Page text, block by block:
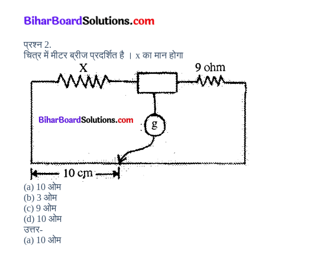
प्रश्न 2.
चित्र में मीटर ब्रीज प्रदर्शित है । x का मान होगा
(a) 10 ओम
(b) 3 ओम
(c) 9 ओम
(d) 10 ओम
उत्तर-
(a) 10 ओम